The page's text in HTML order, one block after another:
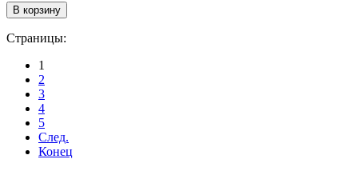
Страницы:
1
2
3
4
5
След.
Конец